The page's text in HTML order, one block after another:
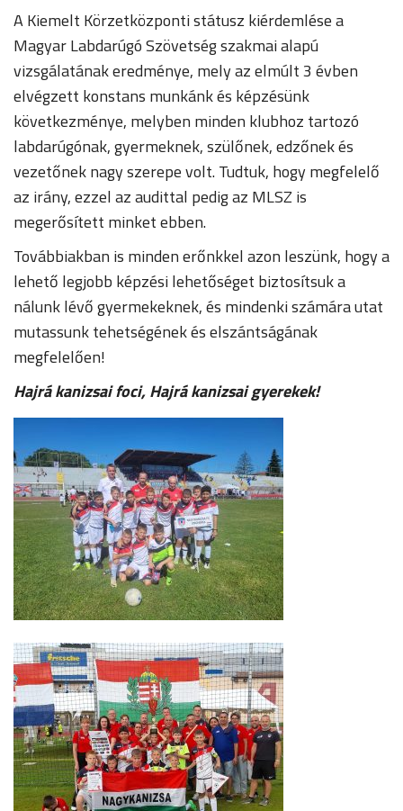
A Kiemelt Körzetközponti státusz kiérdemlése a
Magyar Labdarúgó Szövetség szakmai alapú
vizsgálatának eredménye, mely az elmúlt 3 évben
elvégzett konstans munkánk és képzésünk
következménye, melyben minden klubhoz tartozó
labdarúgónak, gyermeknek, szülőnek, edzőnek és
vezetőnek nagy szerepe volt. Tudtuk, hogy megfelelő
az irány, ezzel az audittal pedig az MLSZ is
megerősített minket ebben.
Továbbiakban is minden erőnkkel azon leszünk, hogy a
lehető legjobb képzési lehetőséget biztosítsuk a
nálunk lévő gyermekeknek, és mindenki számára utat
mutassunk tehetségének és elszántságának
megfelelően!
Hajrá kanizsai foci, Hajrá kanizsai gyerekek!